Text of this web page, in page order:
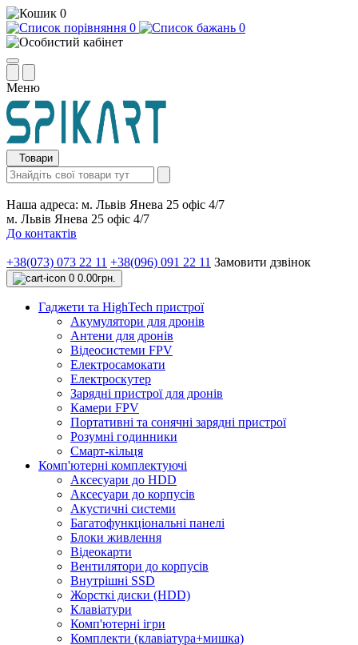
0
0
0
Меню
Товари
Наша адреса: м. Львів Янева 25 офіс 4/7
м. Львів Янева 25 офіс 4/7
До контактів
+38(073) 073 22 11 +38(096) 091 22 11 Замовити дзвінок
0 0.00грн.
Гаджети та HighTech пристрої
Акумулятори для дронів
Антени для дронів
Відеосистеми FPV
Електросамокати
Електроскутер
Зарядні пристрої для дронів
Камери FPV
Портативні та сонячні зарядні пристрої
Розумні годинники
Смарт-кільця
Комп'ютерні комплектуючі
Аксесуари до HDD
Аксесуари до корпусів
Акустичні системи
Багатофункціональні панелі
Блоки живлення
Відеокарти
Вентилятори до корпусів
Внутрішні SSD
Жорсткі диски (HDD)
Клавіатури
Комп'ютерні ігри
Комплекти (клавіатура+мишка)